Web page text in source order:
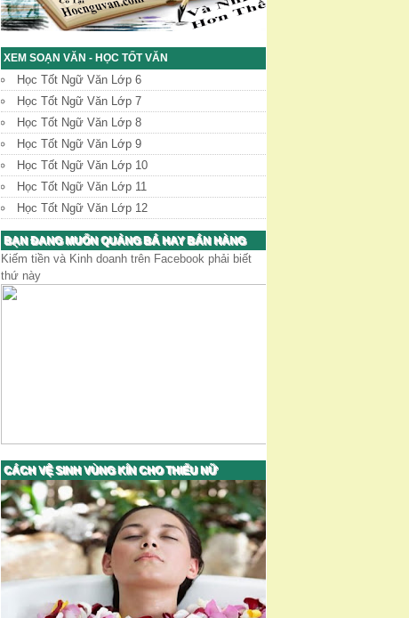
XEM SOẠN VĂN - HỌC TỐT VĂN
Học Tốt Ngữ Văn Lớp 6
Học Tốt Ngữ Văn Lớp 7
Học Tốt Ngữ Văn Lớp 8
Học Tốt Ngữ Văn Lớp 9
Học Tốt Ngữ Văn Lớp 10
Học Tốt Ngữ Văn Lớp 11
Học Tốt Ngữ Văn Lớp 12
BẠN ĐANG MUỐN QUẢNG BÁ HAY BÁN HÀNG
Kiếm tiền và Kinh doanh trên Facebook phải biết
thứ này
CÁCH VỆ SINH VÙNG KÍN CHO THIẾU NỮ